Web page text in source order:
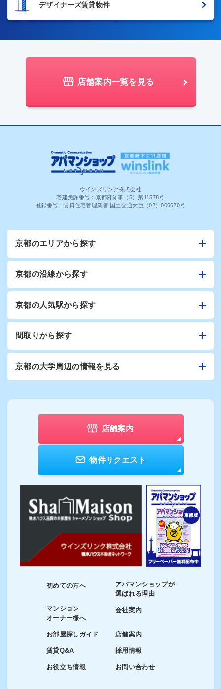
デザイナーズ賃貸物件
店舗案内一覧を見る
ウインズリンク株式会社
宅建免許番号：京都府知事（5）第11578号
登録番号：賃貸住宅管理業者 国土交通大臣（02）006620号
京都のエリアから探す
京都の沿線から探す
京都の人気駅から探す
間取りから探す
京都の大学周辺の情報を見る
店舗案内
物件リクエスト
初めての方へ
マンション
オーナー様へ
お部屋探しガイド
賃貸Q&A
お役立ち情報
アパマンショップが
選ばれる理由
会社案内
店舗案内
採用情報
お問い合わせ